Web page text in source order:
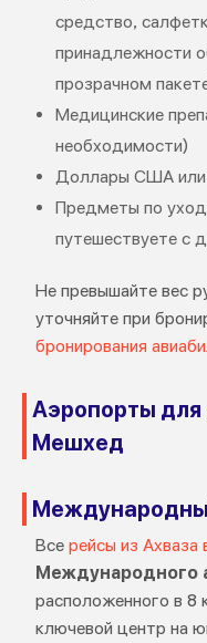
средство,
принадлежности
прозрачном
Медицинские
необходимости)
Доллары США или
Предметы по
путешествуете с
Не превышайте вес
уточняйте при
бронирования
Аэропорты для
Мешхед
Все рейсы из
Международного
расположенного в 8
ключевой центр на